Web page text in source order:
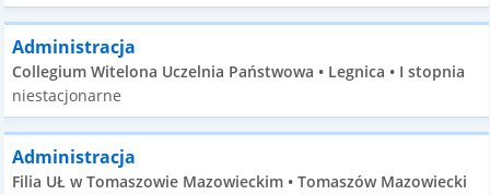
Administracja
Collegium Witelona Uczelnia Państwowa • Legnica • I stopnia
niestacjonarne
Administracja
Filia UŁ w Tomaszowie Mazowieckim • Tomaszów Mazowiecki